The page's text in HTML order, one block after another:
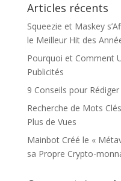
Articles récents
Squeezie et Maskey
le Meilleur Hit des
Pourquoi et Comment
Publicités
9 Conseils pour
Recherche de Mots
Plus de Vues
Mainbot Créé le «
sa Propre Crypto-